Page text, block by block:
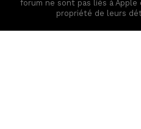
forum ne sont pas liés à
propriété de leurs